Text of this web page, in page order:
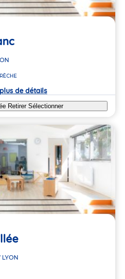
de détails
Retirer Sélectionner
LYON